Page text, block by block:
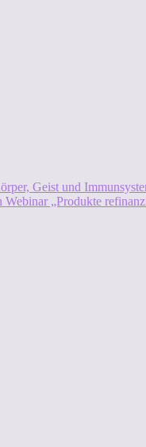
Geist und
„Produkte